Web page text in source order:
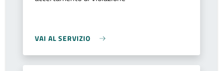
VAI AL SERVIZIO